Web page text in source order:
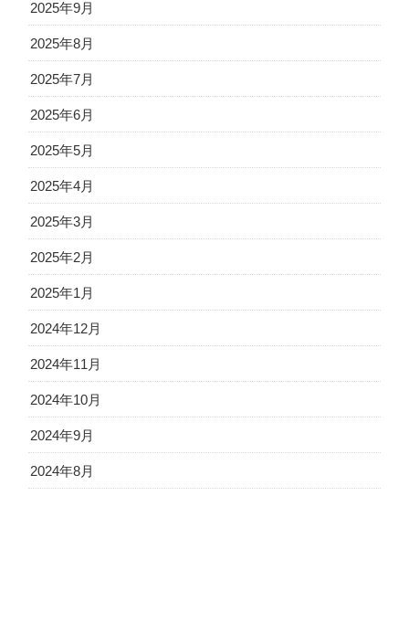
2025年9月
2025年8月
2025年7月
2025年6月
2025年5月
2025年4月
2025年3月
2025年2月
2025年1月
2024年12月
2024年11月
2024年10月
2024年9月
2024年8月